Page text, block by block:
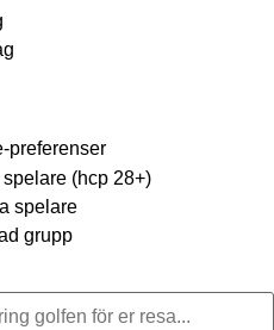
preferenser
spelare (hcp 28+)
spelare
grupp